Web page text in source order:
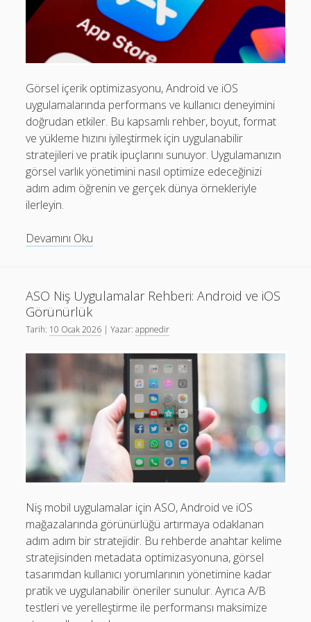
Mobil Uygulamalar Batarya Tasarrufu: Adım Adım Tasarım
Rehberi
Android
Eğitim
Finans
Fotoğraf & Video
Genel
iOS
Nasıl Yapılır
Son yorumlar
Görüntülenecek bir yorum yok.
Görsel içerik optimizasyonu, Android ve iOS
uygulamalarında performans ve kullanıcı deneyimini
doğrudan etkiler. Bu kapsamlı rehber, boyut, format
ve yükleme hızını iyileştirmek için uygulanabilir
stratejileri ve pratik ipuçlarını sunuyor. Uygulamanızın
görsel varlık yönetimini nasıl optimize edeceğinizi
adım adım öğrenin ve gerçek dünya örnekleriyle
ilerleyin.
Devamını Oku
Uygulamalarda
Görsel
Optimizasyonu
ASO Niş Uygulamalar Rehberi: Android ve iOS
Görünürlük
Tarih: 10 Ocak 2026 | Yazar:appnedir
Niş mobil uygulamalar için ASO, Android ve iOS
mağazalarında görünürlüğü artırmaya odaklanan
adım adım bir stratejidir. Bu rehberde anahtar kelime
stratejisinden metadata optimizasyonuna, görsel
tasarımdan kullanıcı yorumlarının yönetimine kadar
pratik ve uygulanabilir öneriler sunulur. Ayrıca A/B
testleri ve yerelleştirme ile performansı maksimize